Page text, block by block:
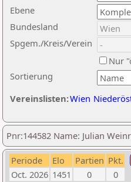
Ebene
Sortierung
Bundesland
Spgem./Kreis/Verein
Nur
Vereinslisten:Wien
Pnr:144582 Name: Julian
Periode Elo Partien Pkt.
Oct. 2026 1451 0
0